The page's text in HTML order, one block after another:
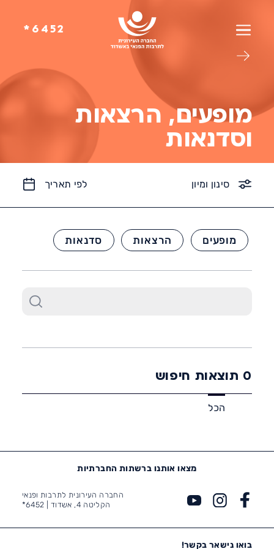
6452*
מופעים, הרצאות
וסדנאות
סינון ומיון לפי תאריך
מופעים הרצאות סדנאות
0 תוצאות חיפוש
הכל
מצאו אותנו ברשתות החברתיות
החברה העירונית לתרבות ופנאי
הקליטה 4, אשדוד |
6452*
בואו נישאר בקשר!